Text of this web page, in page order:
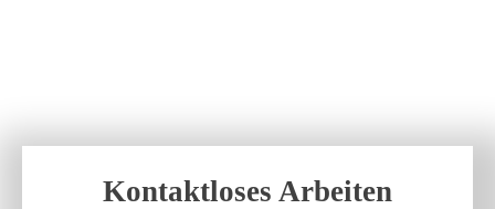
Kontaktloses Arbeiten